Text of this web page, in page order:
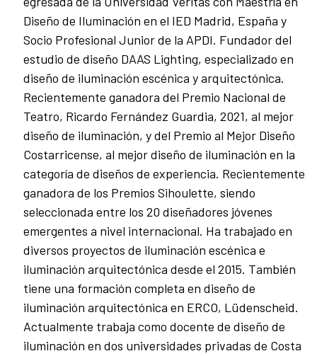
Diseño de Iluminación en el IED Madrid, España y
Socio Profesional Junior de la APDI. Fundador del
estudio de diseño DAAS Lighting, especializado en
diseño de iluminación escénica y arquitectónica.
Recientemente ganadora del Premio Nacional de
Teatro, Ricardo Fernández Guardia, 2021, al mejor
diseño de iluminación, y del Premio al Mejor Diseño
Costarricense, al mejor diseño de iluminación en la
categoría de diseños de experiencia. Recientemente
ganadora de los Premios Sihoulette, siendo
seleccionada entre los 20 diseñadores jóvenes
emergentes a nivel internacional. Ha trabajado en
diversos proyectos de iluminación escénica e
iluminación arquitectónica desde el 2015. También
tiene una formación completa en diseño de
iluminación arquitectónica en ERCO, Lüdenscheid.
Actualmente trabaja como docente de diseño de
iluminación en dos universidades privadas de Costa